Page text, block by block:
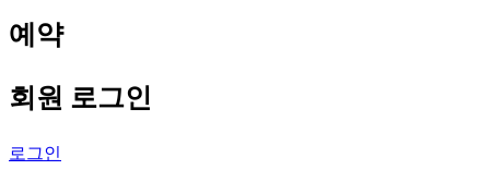
예약
회원 로그인
로그인